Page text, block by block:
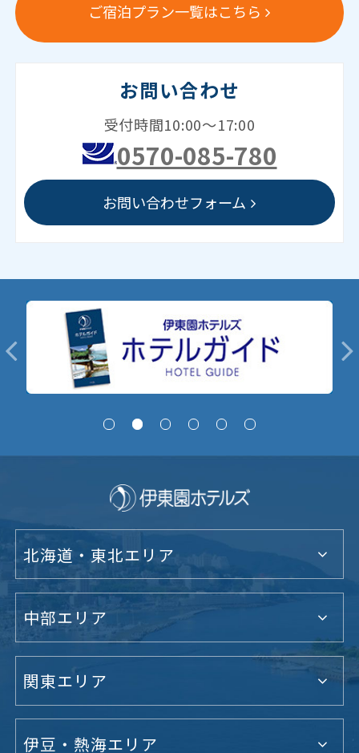
ご宿泊プラン一覧はこちら
お問い合わせ
受付時間10:00～17:00
0570-085-780
お問い合わせフォーム
北海道・東北エリア
中部エリア
関東エリア
伊豆・熱海エリア